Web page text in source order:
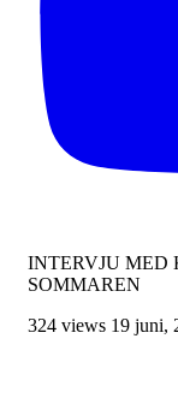
INTERVJU MED
SOMMAREN
324 views 19 juni,